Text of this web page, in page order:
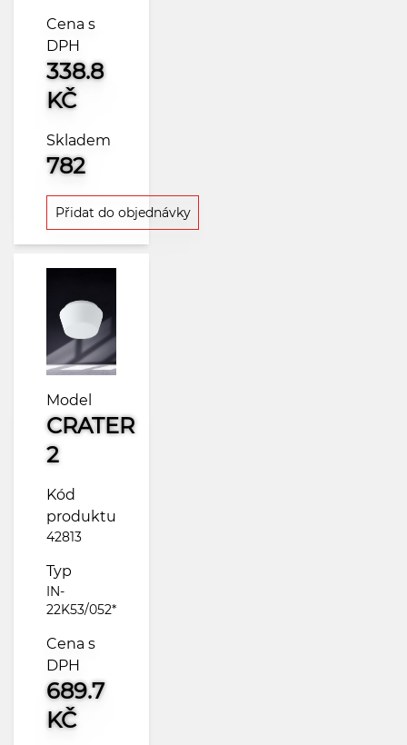
Cena s
DPH
338.8
KČ
Skladem
782
Přidat do objednávky
Model
CRATER
2
Kód
produktu
42813
Typ
IN-
22K53/052*
Cena s
DPH
689.7
KČ